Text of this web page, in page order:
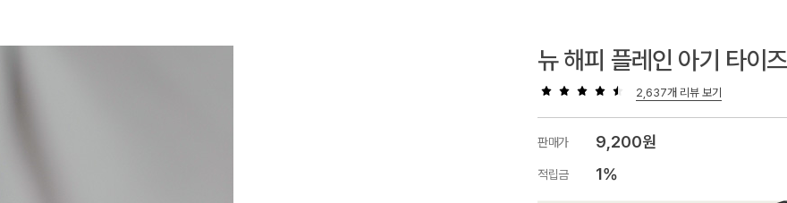
뉴 해피 플레인 아기 타이즈
2,637개 리뷰 보기
판매가 9,200원
적립금 1%